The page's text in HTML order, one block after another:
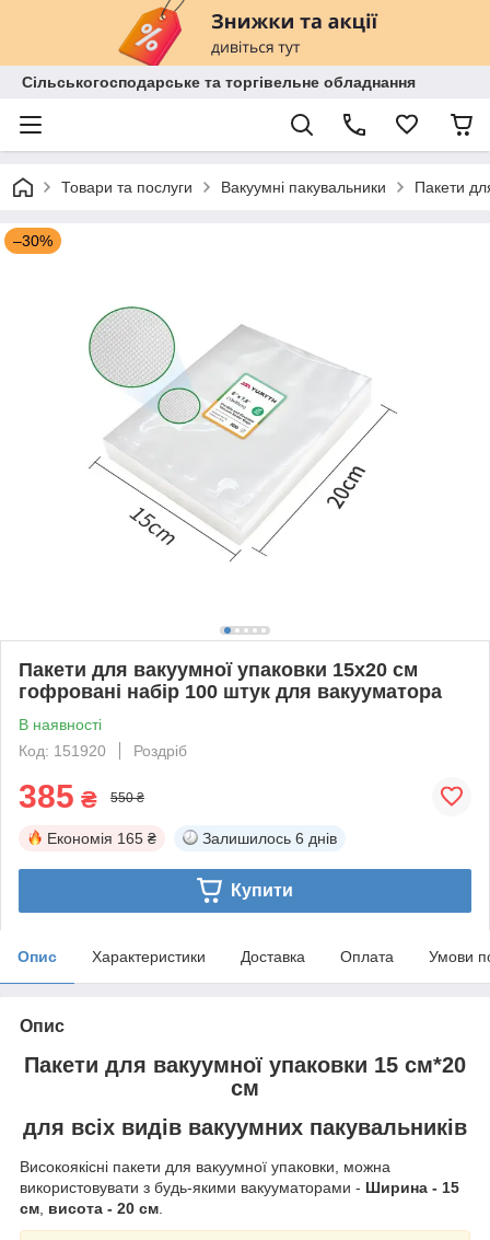
Сільськогосподарське та торгівельне обладнання
Товари та послуги Вакуумні пакувальники Пакети
–30%
Пакети для вакуумної упаковки 15х20 см
гофровані набір 100 штук для вакууматора
В наявності
Код: 151920
Роздріб
385 ₴ 550 ₴
Економія 165 ₴ Залишилось 6 днів
Купити
Опис Характеристики Доставка Оплата Умови
Опис
Пакети для вакуумної упаковки 15 см*20
см
для всіх видів вакуумних пакувальників
Високоякісні пакети для вакуумної упаковки, можна
використовувати з будь-якими вакууматорами - Ширина - 15
см висота - 20 см